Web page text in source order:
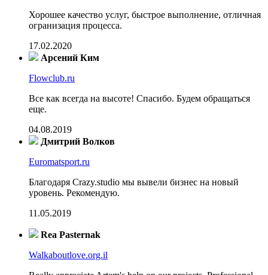
Хорошее качество услуг, быстрое выполнение, отличная
огранизация процесса.
17.02.2020
Арсений Ким
Flowclub.ru
Все как всегда на высоте! Спасибо. Будем обращаться
еще.
04.08.2019
Дмитрий Волков
Euromatsport.ru
Благодаря Crazy.studio мы вывели бизнес на новый
уровень. Рекомендую.
11.05.2019
Rea Pasternak
Walkaboutlove.org.il